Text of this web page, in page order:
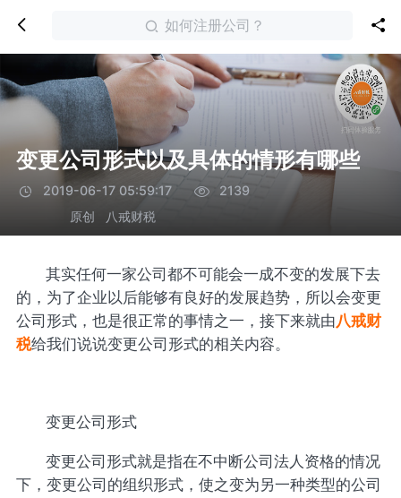
如何注册公司？
变更公司形式以及具体的情形有哪些
2019-06-17 05:59:17
2139
原创
八戒财税
其实任何一家公司都不可能会一成不变的发展下去
的，为了企业以后能够有良好的发展趋势，所以会变更
公司形式，也是很正常的事情之一，接下来就由八戒财
税给我们说说变更公司形式的相关内容。
变更公司形式
变更公司形式就是指在不中断公司法人资格的情况
下，变更公司的组织形式，使之变为另一种类型的公司